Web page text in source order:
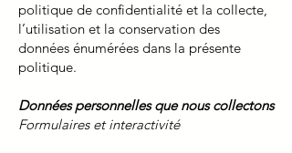
politique de confidentialité et la collecte,
l’utilisation et la conservation des
données énumérées dans la présente
politique.
Données personnelles que nous collectons
Formulaires et interactivité